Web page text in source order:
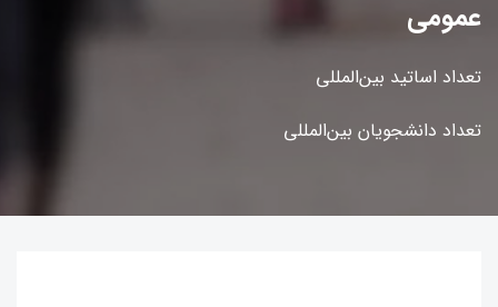
عمومی
تعداد اساتید بین‌المللی
تعداد دانشجویان بین‌المللی